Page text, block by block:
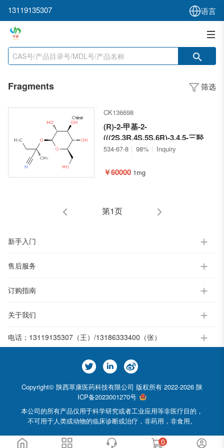
13119135307 语言
Fragments 筛选
CK136698
(R)-2-甲基-2-
(((2S,3R,4S,5S,6R)-3,4,5-三羟
基-6-(羟甲基)四氢-2H-吡喃-2-基)
534-67-8 98% Inquiry
￥60000 1mg
第1页
新手入门
售后服务
订购指南
关于我们
电话： 13119135307（王）/13186333400（张）
Copyright© 陕西萃康医药科技有限公司 版权所有 2022-2026 陕
ICP备2023001270号
本公司的所有产品仅用于科学研究或者工业应用等非医疗目的，
不可用于人类或动物的临床诊断或治疗，非药用，非食用。
0